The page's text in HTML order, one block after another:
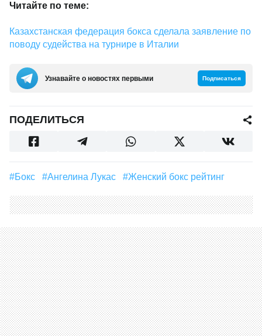
Читайте по теме:
Казахстанская федерация бокса сделала заявление по
поводу судейства на турнире в Италии
Узнавайте о новостях первыми Подписаться
ПОДЕЛИТЬСЯ
#Бокс #Ангелина Лукас #женский бокс рейтинг